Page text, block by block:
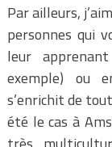
Par ailleurs,
personnes qui
leur
exemple) ou
s’enrichit de
été le cas à